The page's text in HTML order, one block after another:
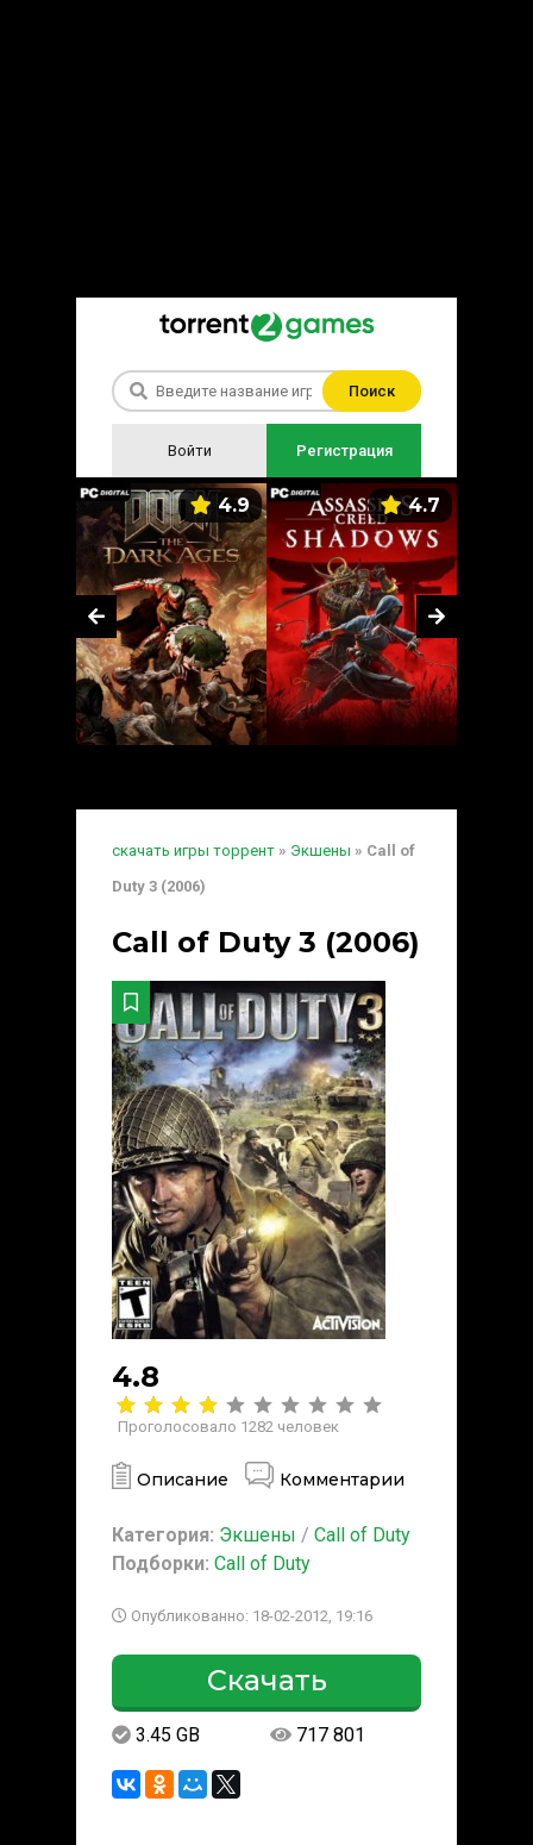
Поиск
Войти Регистрация
4.9 4.7
скачать игры торрент » Экшены » Call of
Duty 3 (2006)
Call of Duty 3 (2006)
4.8
Проголосовало 1282 человек
Описание Комментарии
Категория: Экшены / Call of Duty
Подборки: Call of Duty
Опубликованно: 18-02-2012, 19:16
Скачать
3.45 GB 717 801